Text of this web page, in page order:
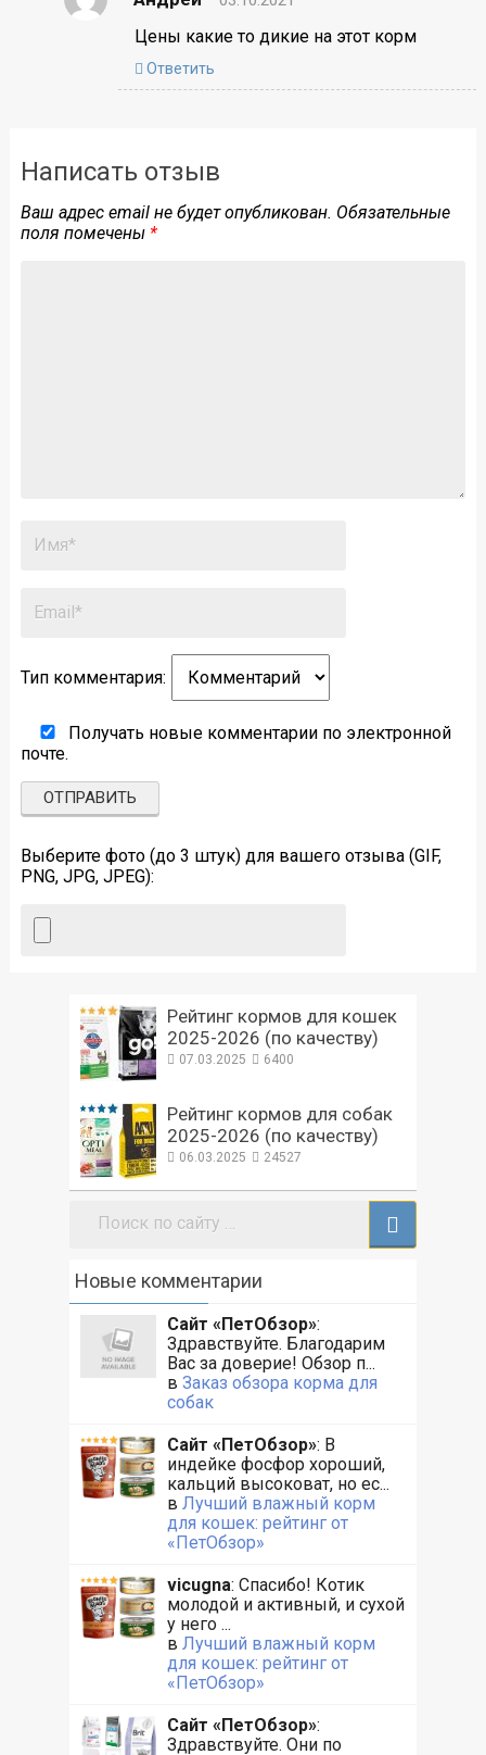
Цены какие то дикие на этот корм
Ответить
Написать отзыв
Ваш адрес email не будет опубликован. Обязательные
поля помечены *
Тип комментария:
Получать новые комментарии по электронной
почте.
Выберите фото (до 3 штук) для вашего отзыва (GIF,
PNG, JPG, JPEG):
Рейтинг кормов для кошек
2025-2026 (по качеству)
07.03.2025 6400
Рейтинг кормов для собак
2025-2026 (по качеству)
06.03.2025 24527
Поиск:
Новые комментарии
Сайт «ПетОбзор»:
Здравствуйте. Благодарим
Вас за доверие! Обзор п...
в Заказ обзора корма для
собак
Сайт «ПетОбзор»: В
индейке фосфор хороший,
кальций высоковат, но ес...
в Лучший влажный корм
для кошек: рейтинг от
«ПетОбзор»
vicugna: Спасибо! Котик
молодой и активный, и сухой
у него ...
в Лучший влажный корм
для кошек: рейтинг от
«ПетОбзор»
Сайт «ПетОбзор»:
Здравствуйте. Они по